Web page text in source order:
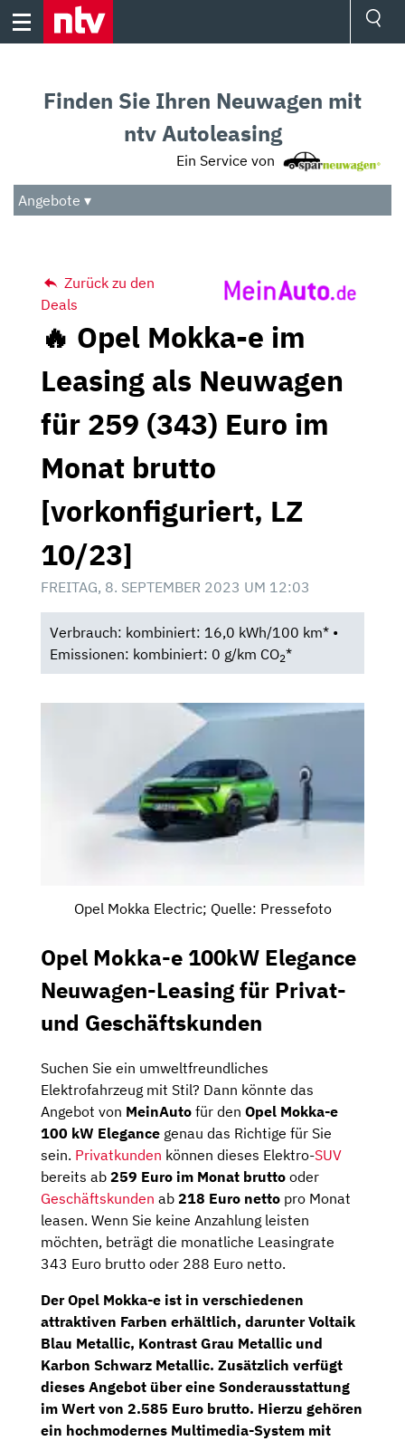
Skip
Audio
Das Beste
Finden Sie Ihren Neuwagen mit
ntv Autoleasing
Ein Service von
Angebote ▾
Zurück zu den
Deals
🔥 Opel Mokka-e im
Leasing als Neuwagen
für 259 (343) Euro im
Monat brutto
[vorkonfiguriert, LZ
10/23]
FREITAG, 8. SEPTEMBER 2023 UM 12:03
Verbrauch: kombiniert: 16,0 kWh/100 km* •
Emissionen: kombiniert: 0 g/km CO2*
Opel Mokka Electric; Quelle: Pressefoto
Opel Mokka-e 100kW Elegance
Neuwagen-Leasing für Privat-
und Geschäftskunden
Suchen Sie ein umweltfreundliches
Elektrofahrzeug mit Stil? Dann könnte das
Angebot von MeinAuto für den Opel Mokka-e
100 kW Elegance genau das Richtige für Sie
sein. Privatkunden können dieses Elektro-SUV
bereits ab 259 Euro im Monat brutto oder
Geschäftskunden ab 218 Euro netto pro Monat
leasen. Wenn Sie keine Anzahlung leisten
möchten, beträgt die monatliche Leasingrate
343 Euro brutto oder 288 Euro netto.
Der Opel Mokka-e ist in verschiedenen
attraktiven Farben erhältlich, darunter Voltaik
Blau Metallic, Kontrast Grau Metallic und
Karbon Schwarz Metallic. Zusätzlich verfügt
dieses Angebot über eine Sonderausstattung
im Wert von 2.585 Euro brutto. Hierzu gehören
ein hochmodernes Multimedia-System mit